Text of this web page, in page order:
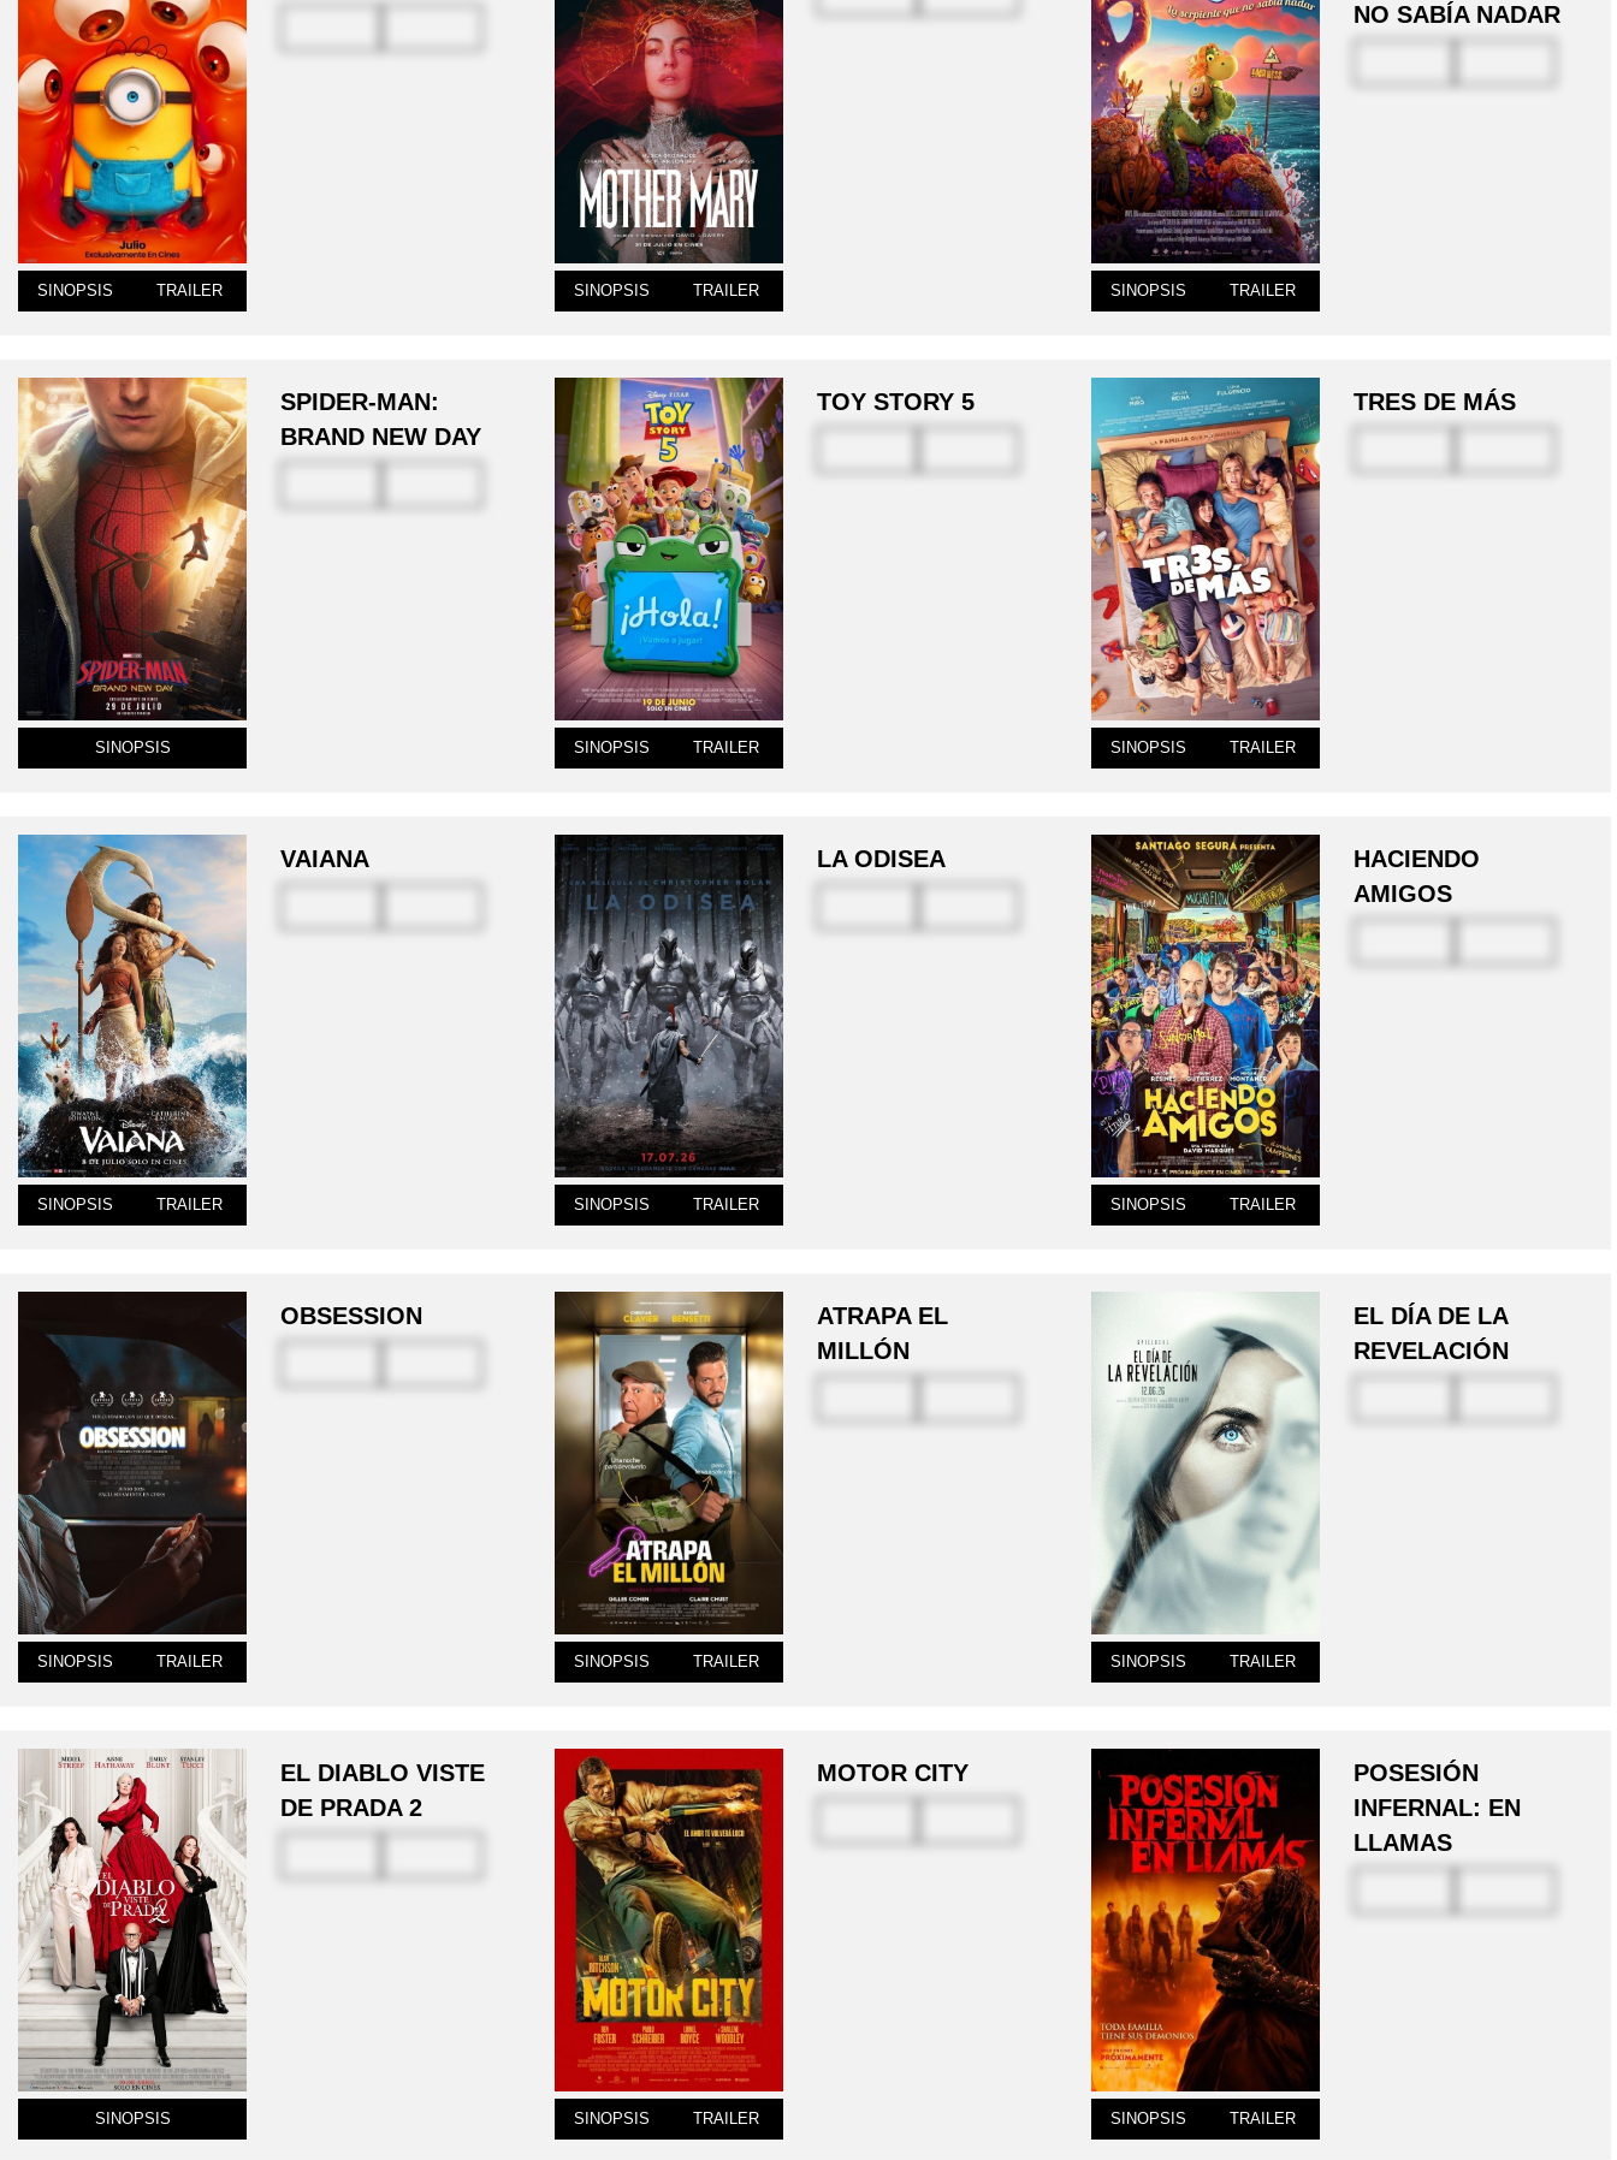
SINOPSIS TRAILER SINOPSIS TRAILER
NO SABÍA NADAR
SINOPSIS TRAILER
SPIDER-MAN:
BRAND NEW DAY
SINOPSIS
TOY STORY 5
SINOPSIS TRAILER
TRES DE MÁS
SINOPSIS TRAILER
VAIANA
SINOPSIS TRAILER
LA ODISEA
SINOPSIS TRAILER
HACIENDO
AMIGOS
SINOPSIS TRAILER
OBSESSION
SINOPSIS TRAILER
ATRAPA EL
MILLÓN
SINOPSIS TRAILER
EL DÍA DE LA
REVELACIÓN
SINOPSIS TRAILER
EL DIABLO VISTE
DE PRADA 2
SINOPSIS
MOTOR CITY
SINOPSIS TRAILER
POSESIÓN
INFERNAL: EN
LLAMAS
SINOPSIS TRAILER